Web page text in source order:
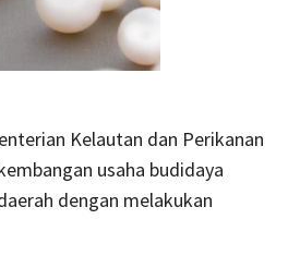
Kelautan dan Perikanan
usaha budidaya
dengan melakukan